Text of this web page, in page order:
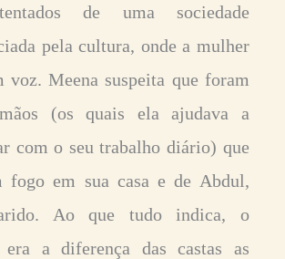
de uma sociedade
pela cultura, onde a mulher
voz. Meena suspeita que foram
(os quais ela ajudava a
com o seu trabalho diário) que
fogo em sua casa e de Abdul,
Ao que tudo indica, o
a diferença das castas as